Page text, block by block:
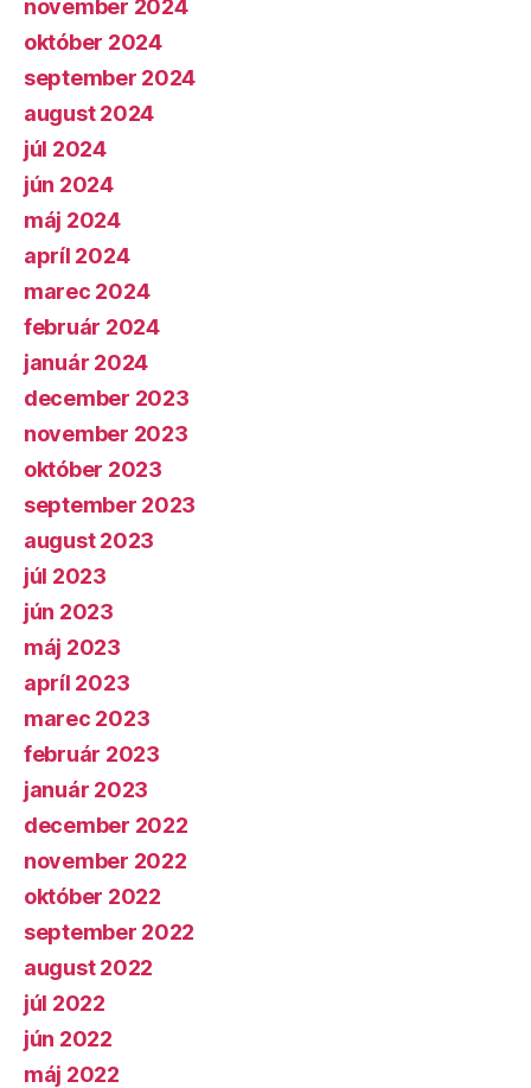
november 2024
október 2024
september 2024
august 2024
júl 2024
jún 2024
máj 2024
apríl 2024
marec 2024
február 2024
január 2024
december 2023
november 2023
október 2023
september 2023
august 2023
júl 2023
jún 2023
máj 2023
apríl 2023
marec 2023
február 2023
január 2023
december 2022
november 2022
október 2022
september 2022
august 2022
júl 2022
jún 2022
máj 2022